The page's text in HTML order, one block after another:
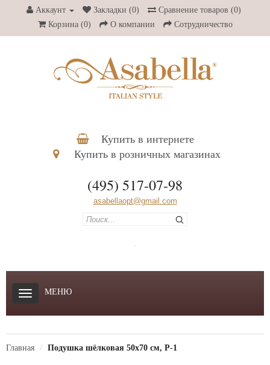
Аккаунт Закладки (0)
Сравнение товаров (0)
Корзина (0) О компании Сотрудничество
Купить в интернете
Купить в розничных магазинах
(495) 517-07-98
asabellaopt@gmail.com
МЕНЮ
Главная Подушка шёлковая 50х70 см, Р-1